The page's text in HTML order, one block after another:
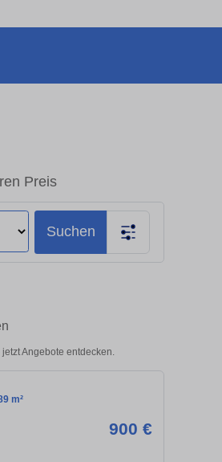
Preis
Suchen
Angebote entdecken.
m²
900 €